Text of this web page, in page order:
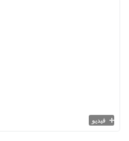
فيديو